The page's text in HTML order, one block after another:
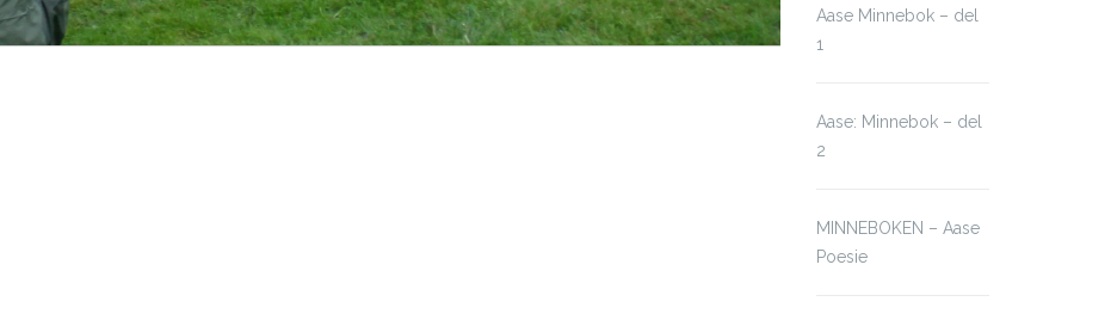
Aase Minnebok – del
1
Aase: Minnebok – del
2
MINNEBOKEN – Aase
Poesie